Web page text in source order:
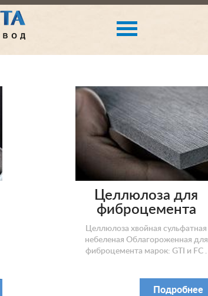
Целлюлоза для
фиброцемента
Целлюлоза хвойная сульфатная
небеленая Облагороженная для
фиброцемента марок: GTI и FC .
Подробнее